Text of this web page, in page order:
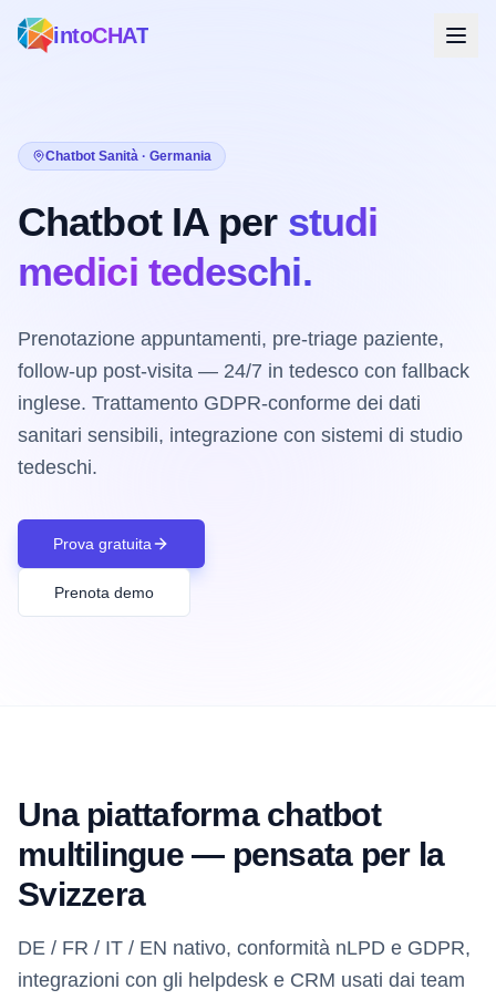
intoCHAT
Chatbot Sanità · Germania
Chatbot IA per studi
medici tedeschi.
Prenotazione appuntamenti, pre-triage paziente,
follow-up post-visita — 24/7 in tedesco con fallback
inglese. Trattamento GDPR-conforme dei dati
sanitari sensibili, integrazione con sistemi di studio
tedeschi.
Prova gratuita
Prenota demo
Una piattaforma chatbot
multilingue — pensata per la
Svizzera
DE / FR / IT / EN nativo, conformità nLPD e GDPR,
integrazioni con gli helpdesk e CRM usati dai team